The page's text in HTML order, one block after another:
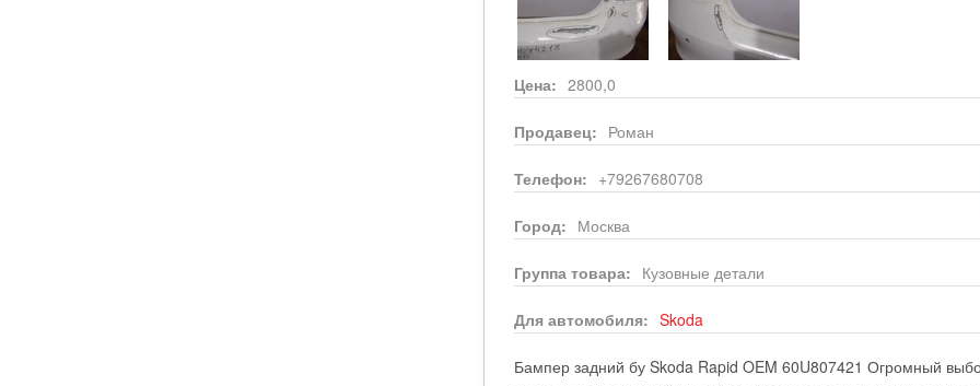
Цена: 2800,0
Продавец: Роман
Телефон: +79267680708
Город: Москва
Группа товара: Кузовные детали
Для автомобиля: Skoda
Бампер задний бу Skoda Rapid OEM 60U807421 Огромный